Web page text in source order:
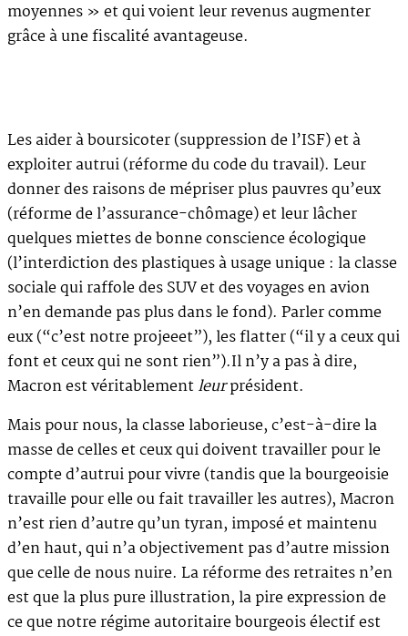
moyennes » et qui voient leur revenus augmenter
grâce à une fiscalité avantageuse.
Les aider à boursicoter (suppression de l’ISF) et à
exploiter autrui (réforme du code du travail). Leur
donner des raisons de mépriser plus pauvres qu’eux
(réforme de l’assurance-chômage) et leur lâcher
quelques miettes de bonne conscience écologique
(l’interdiction des plastiques à usage unique : la classe
sociale qui raffole des SUV et des voyages en avion
n’en demande pas plus dans le fond). Parler comme
eux (“c’est notre projeeet”), les flatter (“il y a ceux qui
font et ceux qui ne sont rien”).Il n’y a pas à dire,
Macron est véritablementleurprésident.
Mais pour nous, la classe laborieuse, c’est-à-dire la
masse de celles et ceux qui doivent travailler pour le
compte d’autrui pour vivre (tandis que la bourgeoisie
travaille pour elle ou fait travailler les autres), Macron
n’est rien d’autre qu’un tyran, imposé et maintenu
d’en haut, qui n’a objectivement pas d’autre mission
que celle de nous nuire. La réforme des retraites n’en
est que la plus pure illustration, la pire expression de
ce que notre régime autoritaire bourgeois électif est